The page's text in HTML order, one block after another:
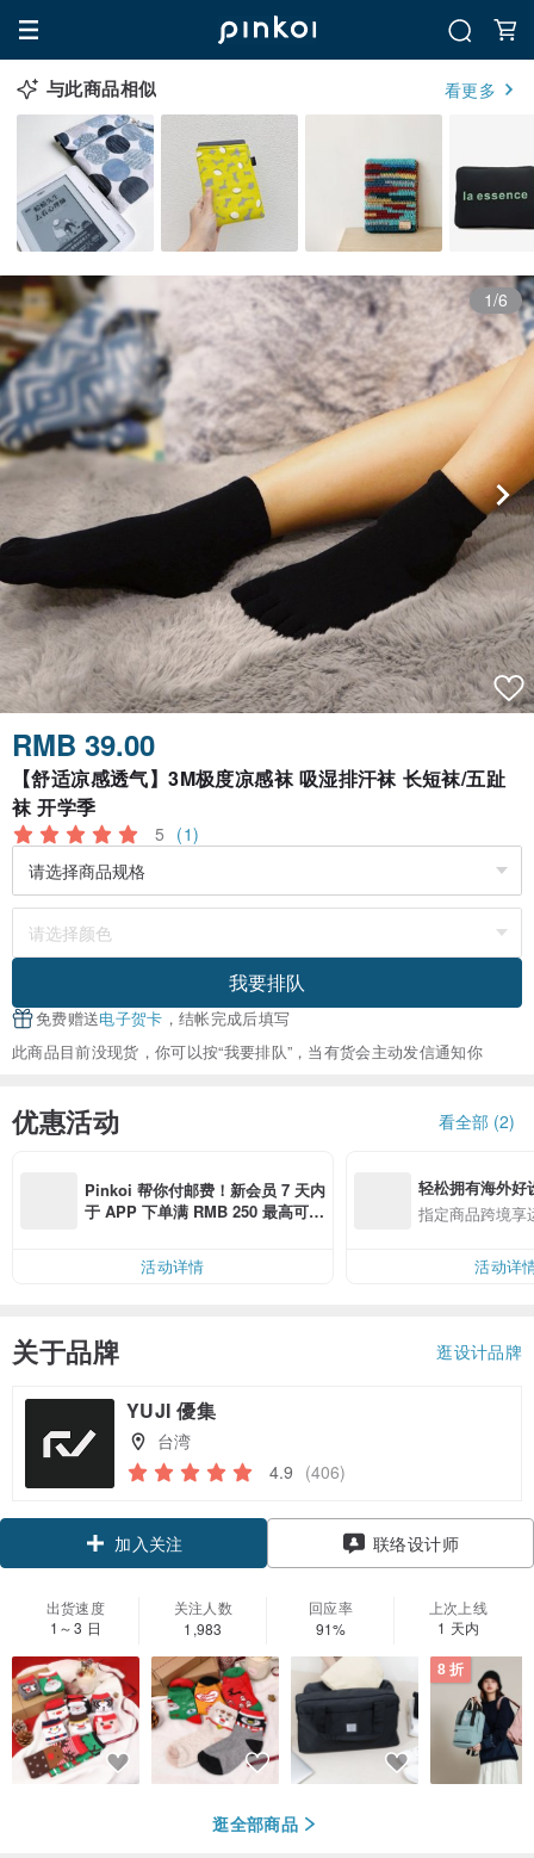
与此商品相似 看更多
1/6
RMB 39.00
【舒适凉感透气】3M极度凉感袜 吸湿排汗袜 长短袜/五趾
袜 开学季
5 (1)
我要排队
免费赠送电子贺卡 ，结帐完成后填写
此商品目前没现货，你可以按“我要排队”，当有货会主动发信通知你
优惠活动 看全部 (2)
Pinkoi 帮你付邮费！新会员 7 天内
于 APP 下单满 RMB 250 最高可折
活动详情
轻松拥有海外好
指定商品跨境享
活动详
关于品牌 逛设计品牌
YUJI 優集
台湾
4.9 (406)
加入关注 联络设计师
出货速度
1～3 日
关注人数
1,983
回应率
91%
上次上线
1 天内
8 折
逛全部商品